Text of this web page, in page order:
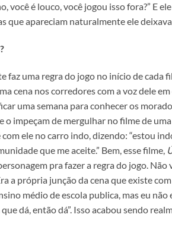
é louco, você jogou isso fora?” E
apareciam naturalmente ele
uma regra do jogo no início de cada
cena nos corredores com a voz dele
uma semana para conhecer os
impeçam de mergulhar no filme de
com ele no carro indo, dizendo: “estou
que me aceite.” Bem, esse filme,
pra fazer a regra do jogo.
própria junção da cena que existe
médio de escola publica, mas eu
que dá, então dá”. Isso acabou sendo